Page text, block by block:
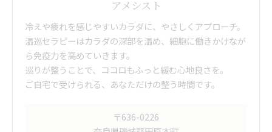
アメシスト
冷えや疲れを感じやすいカラダに、やさしくアプローチ。
温巡セラピーはカラダの深部を温め、細胞に働きかけなが
ら免疫力を高めていきます。
巡りが整うことで、ココロもふっと緩む心地良さを。
ご自宅で受けられる、あなただけの整う時間です。
〒636-0226